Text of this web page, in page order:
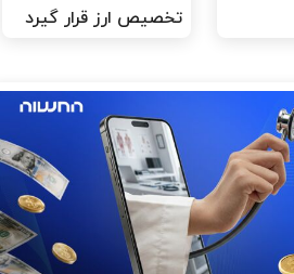
تخصیص ارز قرار گیرد